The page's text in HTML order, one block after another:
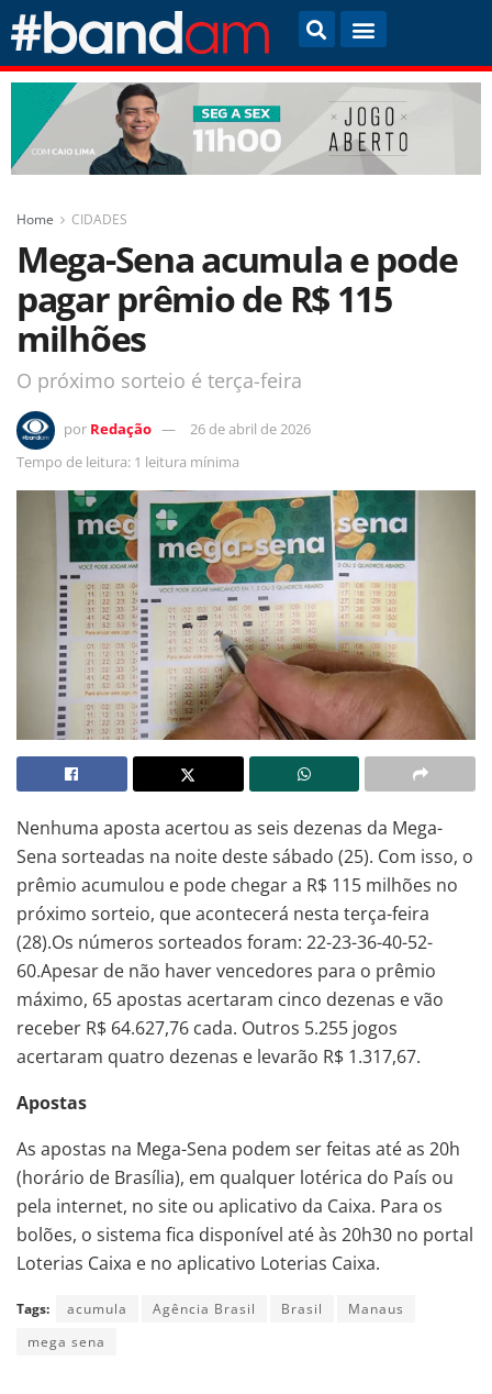
Home CIDADES
Mega-Sena acumula e pode
pagar prêmio de R$ 115
milhões
O próximo sorteio é terça-feira
por Redação
26 de abril de 2026
Tempo de leitura: 1 leitura mínima
Nenhuma aposta acertou as seis dezenas da Mega-
Sena sorteadas na noite deste sábado (25). Com isso, o
prêmio acumulou e pode chegar a R$ 115 milhões no
próximo sorteio, que acontecerá nesta terça-feira
(28).Os números sorteados foram: 22-23-36-40-52-
60.Apesar de não haver vencedores para o prêmio
máximo, 65 apostas acertaram cinco dezenas e vão
receber R$ 64.627,76 cada. Outros 5.255 jogos
acertaram quatro dezenas e levarão R$ 1.317,67.
Apostas
As apostas na Mega-Sena podem ser feitas até as 20h
(horário de Brasília), em qualquer lotérica do País ou
pela internet, no site ou aplicativo da Caixa. Para os
bolões, o sistema fica disponível até às 20h30 no portal
Loterias Caixa e no aplicativo Loterias Caixa.
Tags: acumula Agência Brasil Brasil
Manaus
mega sena